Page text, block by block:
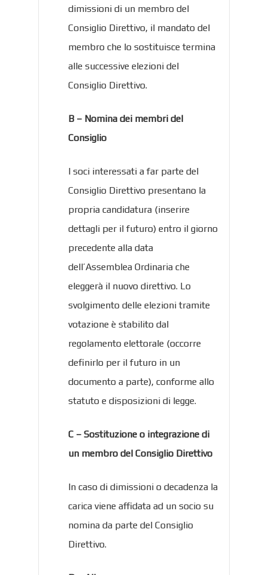
dimissioni di un membro del
Consiglio Direttivo, il mandato del
membro che lo sostituisce termina
alle successive elezioni del
Consiglio Direttivo.
B – Nomina dei membri del
Consiglio
I soci interessati a far parte del
Consiglio Direttivo presentano la
propria candidatura (inserire
dettagli per il futuro) entro il giorno
precedente alla data
dell’Assemblea Ordinaria che
eleggerà il nuovo direttivo. Lo
svolgimento delle elezioni tramite
votazione è stabilito dal
regolamento elettorale (occorre
definirlo per il futuro in un
documento a parte), conforme allo
statuto e disposizioni di legge.
C – Sostituzione o integrazione di
un membro del Consiglio Direttivo
In caso di dimissioni o decadenza la
carica viene affidata ad un socio su
nomina da parte del Consiglio
Direttivo.